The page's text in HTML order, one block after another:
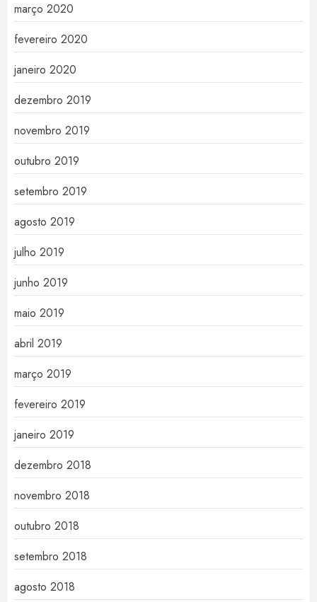
março 2020
fevereiro 2020
janeiro 2020
dezembro 2019
novembro 2019
outubro 2019
setembro 2019
agosto 2019
julho 2019
junho 2019
maio 2019
abril 2019
março 2019
fevereiro 2019
janeiro 2019
dezembro 2018
novembro 2018
outubro 2018
setembro 2018
agosto 2018